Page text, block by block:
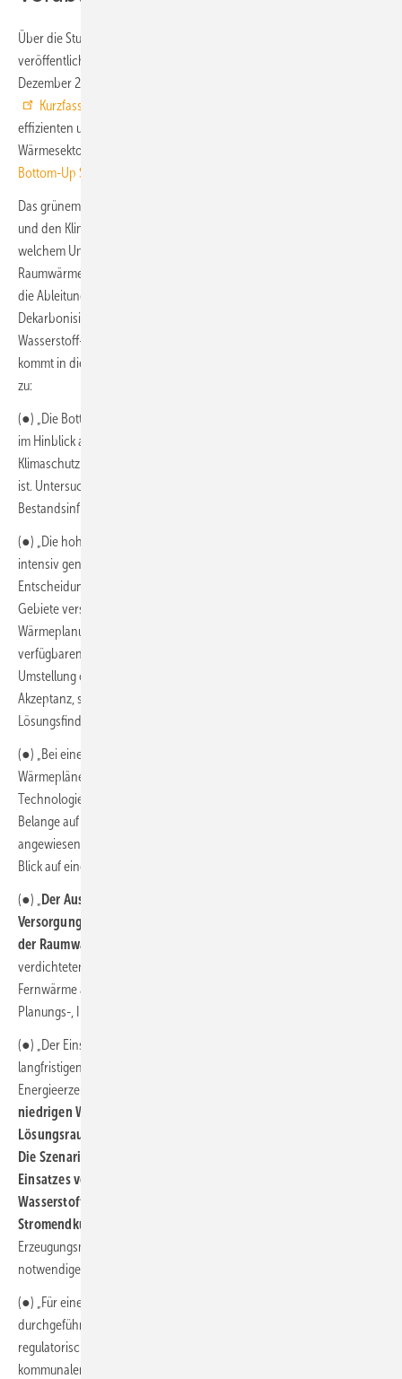
Über die Studie wird schon seit Anfang 2021 gesprochen,
veröffentlicht werden soll die vollständige Studie nun am 14.
Dezember 2022. Am 28. November 2022 wurde bereits eine
Kurzfassung
effizienten und sozialverträglichen Dekarbonisierung des
Wärmesektors“ veröffentlicht und vorgestellt (
Bottom-Up Studie Wärmesektor
Das grünem Wasserstoff eine Schlüsselrolle bei der Energiewende
und den Klimazielen zukommt, ist aus heutiger Sicht ein Fakt. In
welchem Umfang dies auch auf die dezentrale Erzeugung von
Raumwärme zutrifft, ist umstritten. In diesem Zusammenhang zeigen
die Ableitungen aus den Vorabveröffentlichungen, dass bei der
Dekarbonisierung des Raumwärmemarkts mindestens bis 2030
Wasserstoff-Heizungen keine Relevanz haben. Die tragende Rolle
kommt in diesem Zeitfenster elektrisch angetriebenen Wärmepumpen
zu:
(●) „Die Bottom-Up-Betrachtung weist eine hohe Komplexität auf, die
im Hinblick auf die kommunale Wärmeplanung und
Klimaschutzmaßnahmen mit ausreichend Ressourcen zu hinterlegen
ist. Untersuchungen sind für alle Versorgungsgebiete über alle
Bestandsinfrastrukturen regional spezifisch durchzuführen. […]“
(●) „Die hohe Kongruenz der Szenarien in der Phase bis 2030 sollte
intensiv genutzt werden, um in dieser Zeit alle Vorbereitungen für die
Entscheidung zu treffen, mit welchen Verteilnetzinfrastrukturen die
Gebiete versorgt werden. Dazu gehören die kommunale
Wärmeplanung, Information der Gebäudebesitzer über die
verfügbaren Optionen, Herstellung einer Verbindlichkeit für Ausbau,
Umstellung oder Rückbau. Dies schafft Raum und Zeit für soziale
Akzeptanz, sowie die Möglichkeit der Partizipation bei der lokalen
Lösungsfindung.“
(●) „Bei einer Einführung von verpflichtenden kommunalen
Wärmeplänen sollten zum jetzigen Zeitpunkt keine
Technologieoptionen ausgeschlossen werden, insbesondere die
Belange auf Prozesswärme und teilweise auf Prozessgase
angewiesenen Industrie- und Gewerbebetriebe sind vor allem mit
Blick auf eine frühzeitige Infrastrukturentwicklung zu beachten.“
(●) „
Der Ausbau von Wärmepumpen ist in allen
Versorgungsgebieten die primäre Dekarbonisierungsstrategie in
der Raumwärme bis 2030, aber auch langfristig bis 2045
verdichteten Gebieten müssen weitere Verbraucher an die
Fernwärme angeschlossen werden. Der Ausbau ausreichender
Planungs-, Installations- und Produktionskapazitäten ist essenziell.“
(●) „Der Einsatz von Wasserstoff sichert das Erreichen der
langfristigen Klimaziele (nach 2030) in der Industrie und
Energieerzeugung (Fernwärme) ab.
niedrigen Wasserstoffendkundenpreisen führt, erweitert sie den
Lösungsraum für die Dekarbonisierung der privaten Haushalte.
Die Szenarien zeigen, dass für die ökonomische Attraktivität des
Einsatzes von Wasserstoff in der dezentralen Raumwärme die
Wasserstoffendkundenpreise höchstens halb so hoch wie die
Stromendkundenpreise sein sollten.
Erzeugungsmarktes ist ein vorausschauender Aus- bzw. Umbau der
notwendigen Infrastrukturen zwingend erforderlich.“
(●) „Für eine erfolgreiche Wärmewende ist nach erfolgreich
durchgeführter kommunaler Wärmeplanung über geeignete
regulatorische Maßgaben eine Verbindlichkeit zur Umsetzung auf der
kommunalen Ebene herzustellen, da sonst Interessenskonflikte und